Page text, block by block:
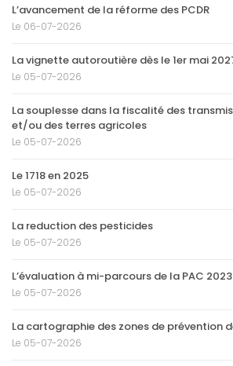
L’avancement de la réforme des PCDR
Le 06-07-2026
La vignette autoroutière dès le 1er mai
Le 05-07-2026
La souplesse dans la fiscalité des
et/ou des terres agricoles
Le 05-07-2026
Le 1718 en 2025
Le 05-07-2026
La reduction des pesticides
Le 05-07-2026
L’évaluation à mi-parcours de la PAC
Le 05-07-2026
La cartographie des zones de prévention
Le 05-07-2026